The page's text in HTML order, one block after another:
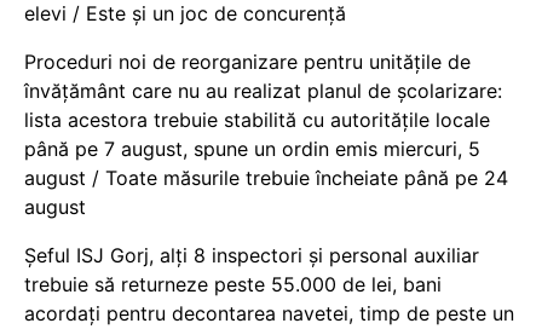
elevi / Este și un joc de concurență
Proceduri noi de reorganizare pentru unitățile de
învățământ care nu au realizat planul de școlarizare:
lista acestora trebuie stabilită cu autoritățile locale
până pe 7 august, spune un ordin emis miercuri, 5
august / Toate măsurile trebuie încheiate până pe 24
august
Șeful ISJ Gorj, alți 8 inspectori și personal auxiliar
trebuie să returneze peste 55.000 de lei, bani
acordați pentru decontarea navetei, timp de peste un